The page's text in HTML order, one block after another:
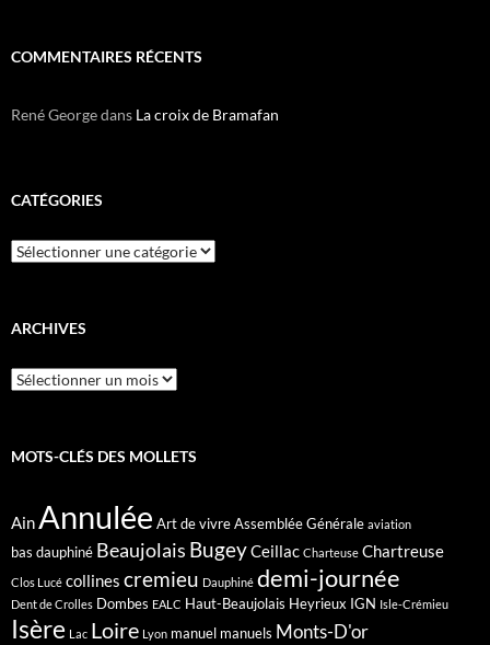
COMMENTAIRES RÉCENTS
René Georgedans La croix de Bramafan
CATÉGORIES
Catégories
ARCHIVES
Archives
MOTS-CLÉS DES MOLLETS
AinAnnulée Art de vivreAssemblée Générale aviation
bas dauphiné Beaujolais BugeyCeillac Charteuse Chartreuse
Clos Lucé collines cremieu Dauphiné demi-journée
Dent de Crolles Dombes EALC Haut-Beaujolais Heyrieux IGN Isle-Crémieu
Isère Lac Loire Lyon manuel manuels Monts-D'or